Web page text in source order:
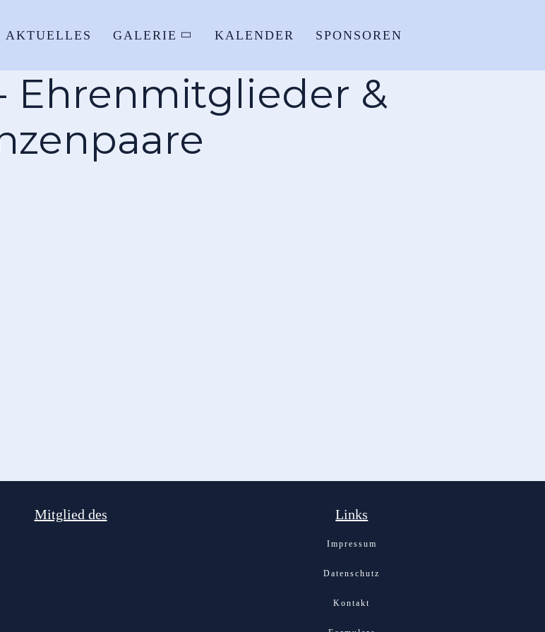
AKTUELLES GALERIE KALENDER SPONSOREN
Ehrenmitglieder &
Mitglied des Links
Impressum
Datenschutz
Kontakt